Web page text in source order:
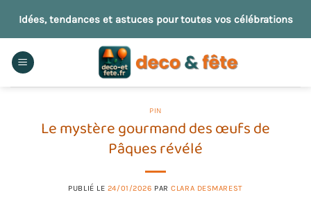
contenu
Idées, tendances et astuces pour toutes vos célébrations
PIN
Le mystère gourmand des œufs de
Pâques révélé
PUBLIÉ LE 24/01/2026 PARCLARA DESMAREST